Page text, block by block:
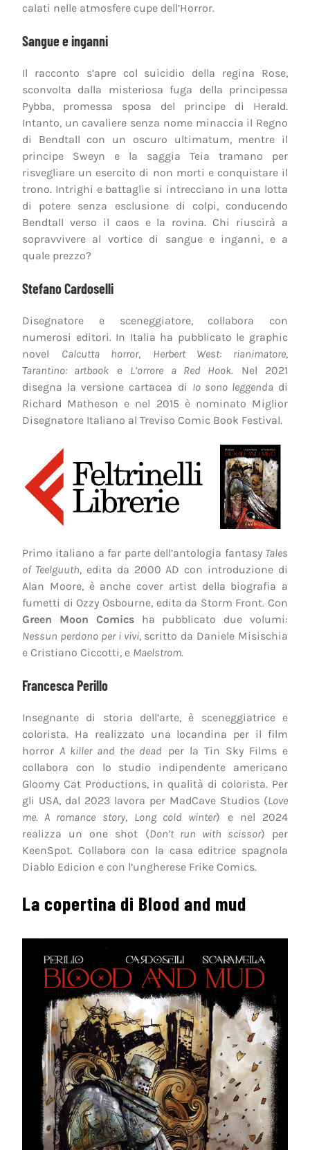
calati nelle atmosfere cupe dell’Horror.
Sangue e inganni
Il racconto s’apre col suicidio della regina Rose,
sconvolta dalla misteriosa fuga della principessa
Pybba, promessa sposa del principe di Herald.
Intanto, un cavaliere senza nome minaccia il Regno
di Bendtall con un oscuro ultimatum, mentre il
principe Sweyn e la saggia Teia tramano per
risvegliare un esercito di non morti e conquistare il
trono. Intrighi e battaglie si intrecciano in una lotta
di potere senza esclusione di colpi, conducendo
Bendtall verso il caos e la rovina. Chi riuscirà a
sopravvivere al vortice di sangue e inganni, e a
quale prezzo?
Stefano Cardoselli
Disegnatore e sceneggiatore, collabora con
numerosi editori. In Italia ha pubblicato le graphic
novel Calcutta horror, Herbert West: rianimatore,
Tarantino: artbook e L’orrore a Red Hook. Nel 2021
disegna la versione cartacea di Io sono leggendadi
Richard Matheson e nel 2015 è nominato Miglior
Disegnatore Italiano al Treviso Comic Book Festival.
Primo italiano a far parte dell’antologia fantasy Tales
of Teelguuth, edita da 2000 AD con introduzione di
Alan Moore, è anche cover artist della biografia a
fumetti di Ozzy Osbourne, edita da Storm Front. Con
Green Moon Comicsha pubblicato due volumi:
Nessun perdono per i vivi, scritto da Daniele Misischia
e Cristiano Ciccotti, e Maelstrom.
Francesca Perillo
Insegnante di storia dell’arte, è sceneggiatrice e
colorista. Ha realizzato una locandina per il film
horror A killer and the dead per la Tin Sky Films e
collabora con lo studio indipendente americano
Gloomy Cat Productions, in qualità di colorista. Per
gli USA, dal 2023 lavora per MadCave Studios (Love
me. A romance story, Long cold winter) e nel 2024
realizza un one shot (Don’t run with scissor) per
KeenSpot. Collabora con la casa editrice spagnola
Diablo Edicion e con l’ungherese Frike Comics.
La copertina di Blood and mud